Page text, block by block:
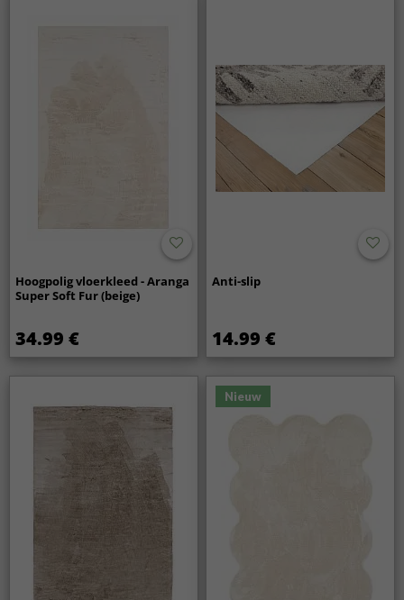
Hoogpolig vloerkleed - Aranga
Super Soft Fur (beige)
34.99 €
Anti-slip
14.99 €
Nieuw